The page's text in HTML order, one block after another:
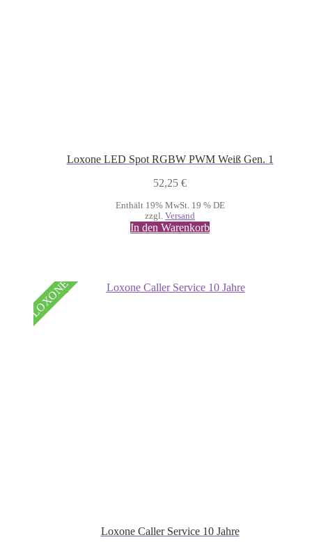
Loxone LED Spot RGBW PWM Weiß Gen. 1
52,25 €
Enthält 19% MwSt. 19 % DE
zzgl. Versand
In den Warenkorb
LOXONE
Loxone Caller Service 10 Jahre